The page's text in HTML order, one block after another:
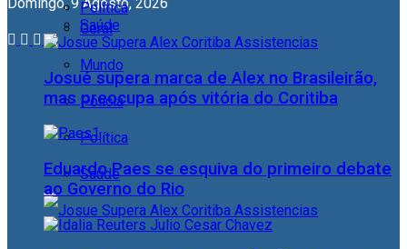
Geral
Mundo
Polícia
Política
Saúde
Política
Saúde
Josué supera marca de Alex no Brasileirão,
mas preocupa após vitória do Coritiba
Eduardo Paes se esquiva do primeiro debate
ao Governo do Rio